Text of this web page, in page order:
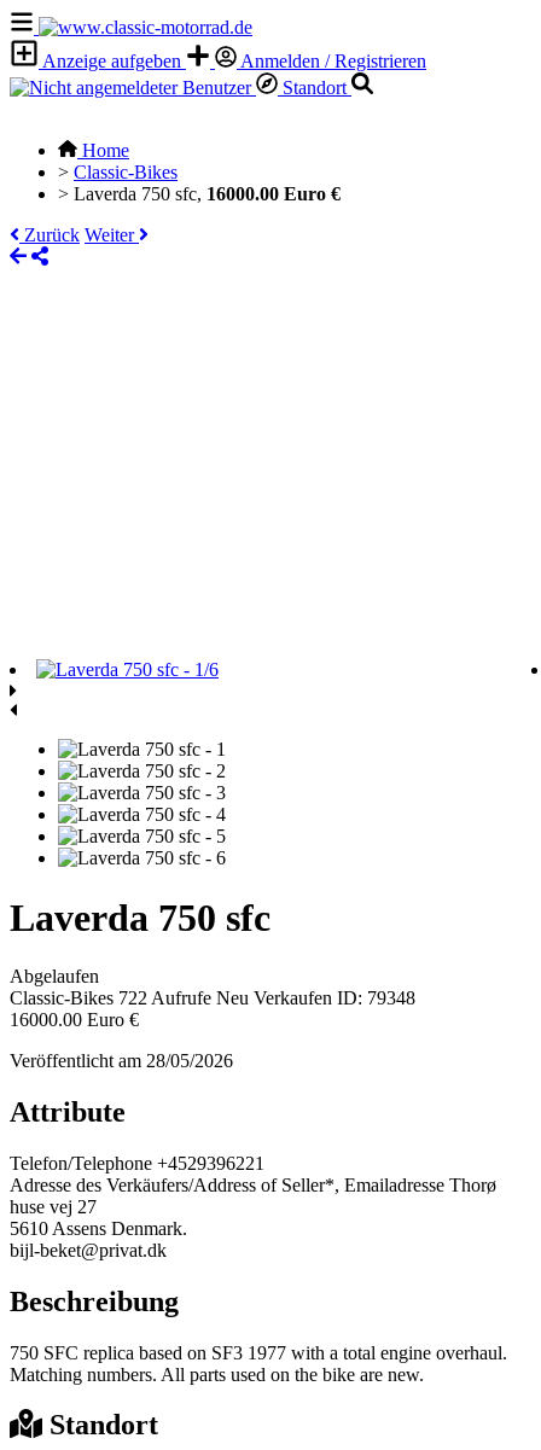
Anzeige aufgeben
Anmelden / Registrieren
Standort
Home
> Classic-Bikes
> Laverda 750 sfc, 16000.00 Euro €
Zurück Weiter
Laverda 750 sfc
Abgelaufen
Classic-Bikes 722 Aufrufe Neu Verkaufen ID: 79348
16000.00 Euro €
Veröffentlicht am 28/05/2026
Attribute
Telefon/Telephone +4529396221
Adresse des Verkäufers/Address of Seller*, Emailadresse Thorø
huse vej 27
5610 Assens Denmark.
bijl-beket@privat.dk
Beschreibung
750 SFC replica based on SF3 1977 with a total engine overhaul.
Matching numbers. All parts used on the bike are new.
Standort